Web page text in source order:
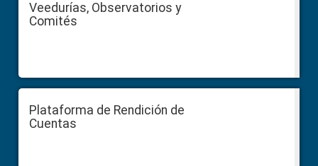
Veedurías, Observatorios y
Comités
Plataforma de Rendición de
Cuentas